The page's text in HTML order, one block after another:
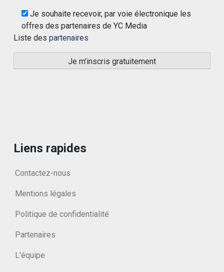
Je souhaite recevoir, par voie électronique les
offres des partenaires de YC Media
Liste des partenaires
Liens rapides
Contactez-nous
Mentions légales
Politique de confidentialité
Partenaires
L'équipe